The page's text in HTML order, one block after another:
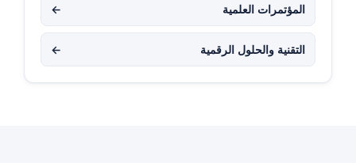
المؤتمرات العلمية ←
التقنية والحلول الرقمية ←